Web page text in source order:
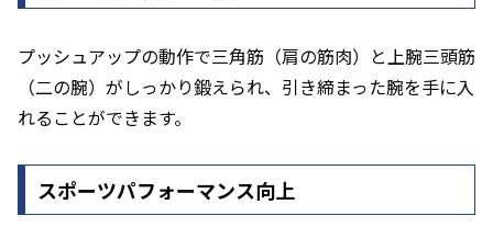
プッシュアップの動作で三角筋（肩の筋肉）と上腕三頭筋
（二の腕）がしっかり鍛えられ、引き締まった腕を手に入
れることができます。
スポーツパフォーマンス向上